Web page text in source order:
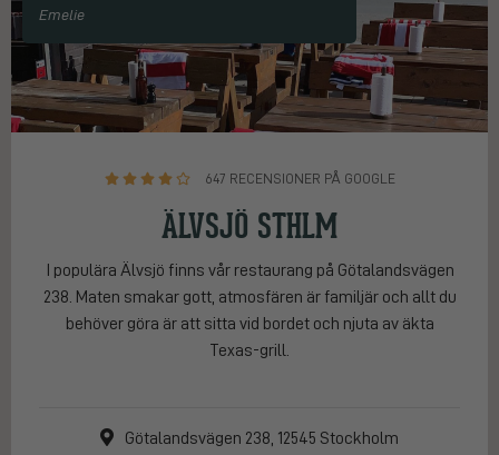
Emelie
647 RECENSIONER PÅ GOOGLE
ÄLVSJÖ STHLM
I populära Älvsjö finns vår restaurang på Götalandsvägen
238. Maten smakar gott, atmosfären är familjär och allt du
behöver göra är att sitta vid bordet och njuta av äkta
Texas-grill.
Götalandsvägen 238, 12545 Stockholm